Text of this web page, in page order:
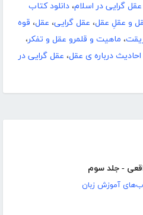
- جلد سوم
آموزش زبان
عقل گرایی در اسلام، دانلود کتاب
و عقلِ عقل، عقل گرایی، عقل، قوه
، ماهیت و قلمرو عقل و تفکر،
احادیث درباره ی عقل، عقل گرایی در